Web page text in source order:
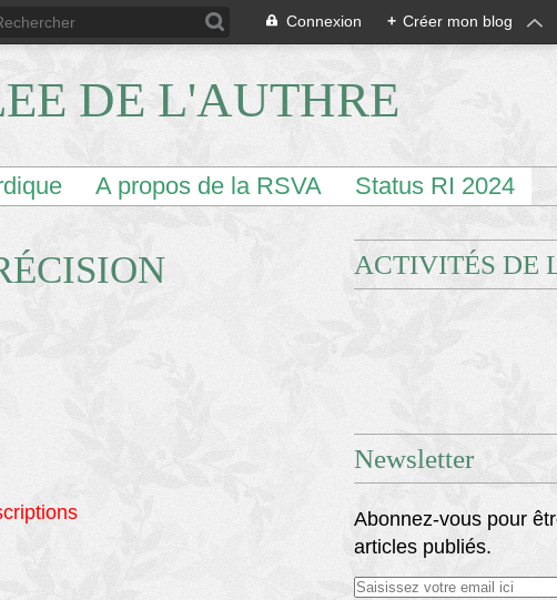
Connexion + Créer mon blog
DE L'AUTHRE
A propos de la RSVA Status RI 2024
ACTIVITÉS DE
Newsletter
Abonnez-vous pour
articles publiés.